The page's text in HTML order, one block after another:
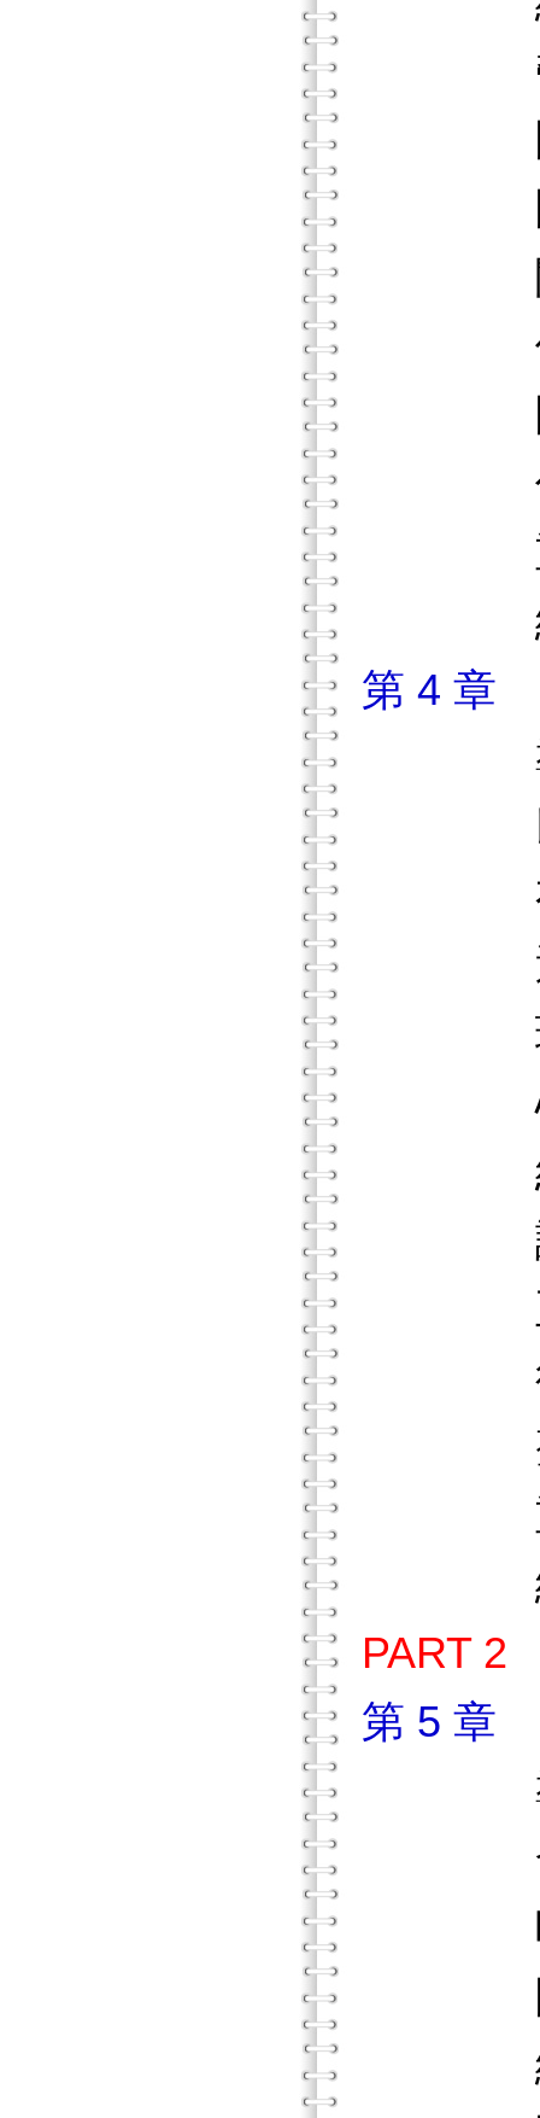
帶領
關於
使用
倫理
重
練
第 4 章
導
以理
有效
透過
理論
心理
經驗
認知
正念
後
整
重
練
PART 2
第 5 章
導
發展
吸引
線上